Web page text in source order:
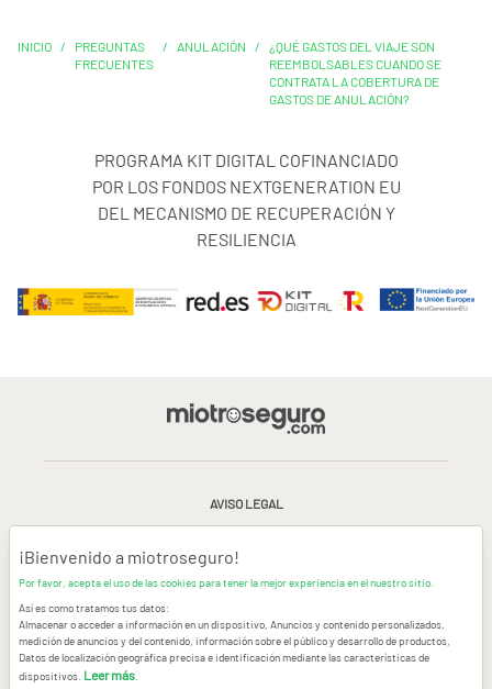
INICIO /
PREGUNTAS
FRECUENTES
/ ANULACIÓN /
¿QUÉ GASTOS DEL VIAJE SON
REEMBOLSABLES CUANDO SE
CONTRATA LA COBERTURA DE
GASTOS DE ANULACIÓN?
PROGRAMA KIT DIGITAL COFINANCIADO
POR LOS FONDOS NEXTGENERATION EU
DEL MECANISMO DE RECUPERACIÓN Y
RESILIENCIA
AVISO LEGAL
CONDICIONES GENERALES DE USO
CONTACTAR
© Copyright miotroseguro.com 2026. Todos los derechos reservados
¡Bienvenido a miotroseguro!
Por favor, acepta el uso de las cookies para tener la mejor experiencia en el nuestro sitio.
Así es como tratamos tus datos:
Almacenar o acceder a información en un dispositivo, Anuncios y contenido personalizados,
medición de anuncios y del contenido, información sobre el público y desarrollo de productos,
Datos de localización geográfica precisa e identificación mediante las características de
dispositivos. Leer más